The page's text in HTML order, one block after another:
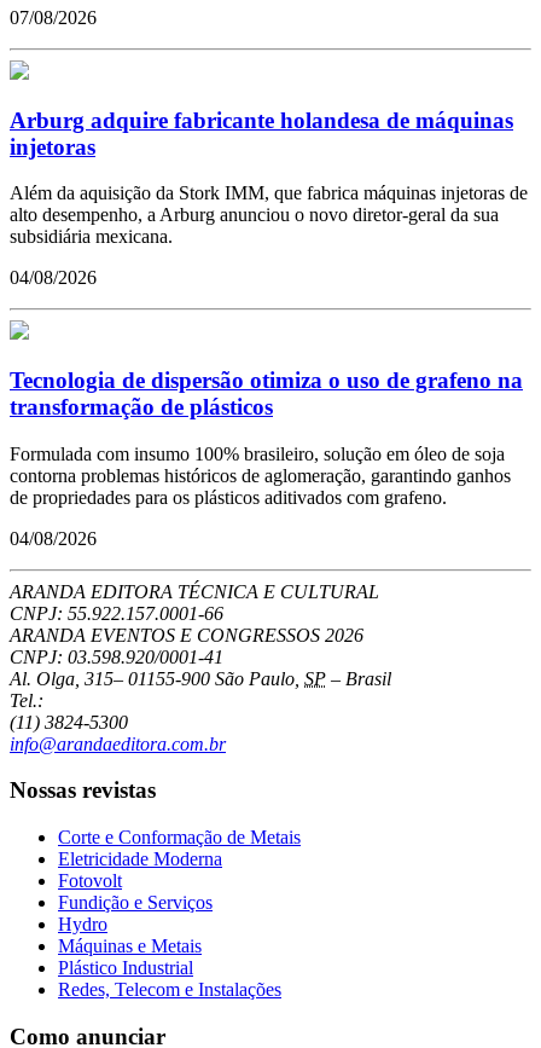
07/08/2026
Arburg adquire fabricante holandesa de máquinas
injetoras
Além da aquisição da Stork IMM, que fabrica máquinas injetoras de
alto desempenho, a Arburg anunciou o novo diretor-geral da sua
subsidiária mexicana.
04/08/2026
Tecnologia de dispersão otimiza o uso de grafeno na
transformação de plásticos
Formulada com insumo 100% brasileiro, solução em óleo de soja
contorna problemas históricos de aglomeração, garantindo ganhos
de propriedades para os plásticos aditivados com grafeno.
04/08/2026
ARANDA EDITORA TÉCNICA E CULTURAL
CNPJ: 55.922.157.0001-66
ARANDA EVENTOS E CONGRESSOS 2026
CNPJ: 03.598.920/0001-41
Al. Olga, 315– 01155-900 São Paulo SP – Brasil
Tel.:
(11) 3824-5300
info@arandaeditora.com.br
Nossas revistas
Corte e Conformação de Metais
Eletricidade Moderna
Fotovolt
Fundição e Serviços
Hydro
Máquinas e Metais
Plástico Industrial
Redes, Telecom e Instalações
Como anunciar